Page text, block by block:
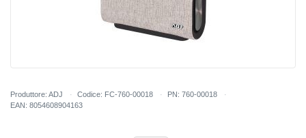
Produttore: ADJ Codice: FC-760-00018
PN: 760-00018
EAN: 8054608904163